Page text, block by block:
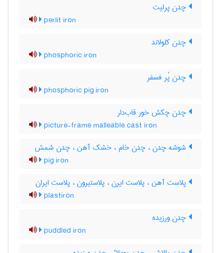
چدن پرلیت
perlit iron
چدن کلولاند
phosphoric iron
چدن پُر فسفر
phosphoric pig iron
چدن چکش خور قاب‌دار
picture-frame malleable cast iron
شوشه چدن ، چدن خام ، خشک آهن ، چدن شمش
pig iron
پلاست آهن ، پلاست ایرن ، پلاستیرون ، پلاست ایران
plastiron
چدن ورزیده
puddled iron